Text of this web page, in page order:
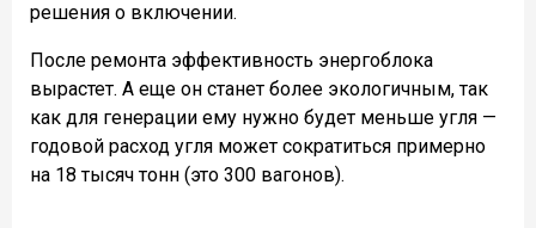
решения о включении.
После ремонта эффективность энергоблока
вырастет. А еще он станет более экологичным, так
как для генерации ему нужно будет меньше угля —
годовой расход угля может сократиться примерно
на 18 тысяч тонн (это 300 вагонов).